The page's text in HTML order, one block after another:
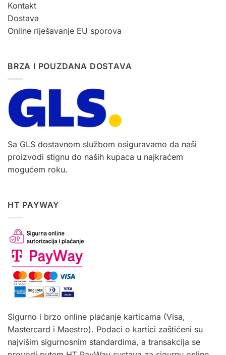
Kontakt
Dostava
Online riješavanje EU sporova
BRZA I POUZDANA DOSTAVA
Sa GLS dostavnom službom osiguravamo da naši
proizvodi stignu do naših kupaca u najkraćem
mogućem roku.
HT PAYWAY
Sigurno i brzo online plaćanje karticama (Visa,
Mastercard i Maestro). Podaci o kartici zaštićeni su
najvišim sigurnosnim standardima, a transakcija se